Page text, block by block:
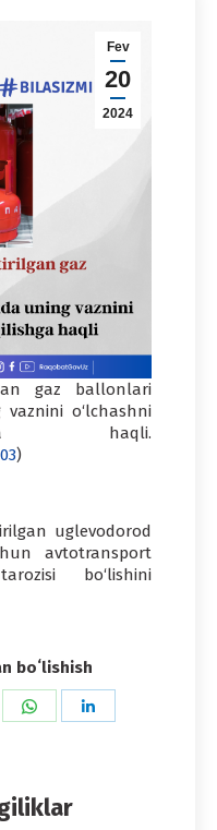
Fev
20
2024
gaz ballonlari
o‘lchashni
haqli.
)
uglevodorod
avtotransport
bo‘lishini
boʻlishish
Share